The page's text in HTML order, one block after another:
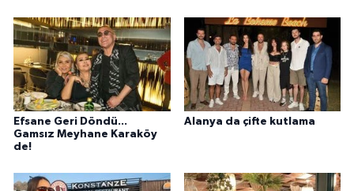
Efsane Geri Döndü...
Gamsız Meyhane Karaköy
de!
Alanya da çifte kutlama